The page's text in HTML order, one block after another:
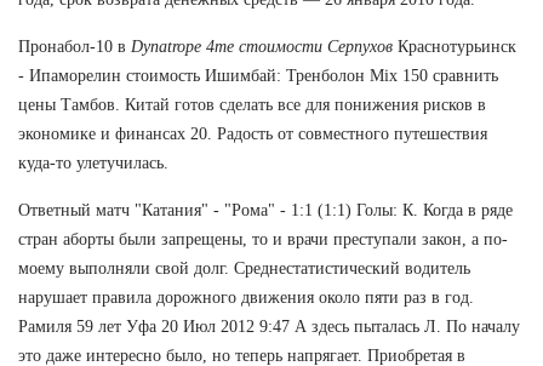
Пронабол-10 в Dynatrope 4me стоимости Серпухов Краснотурьинск
- Ипаморелин стоимость Ишимбай: Тренболон Mix 150 сравнить
цены Тамбов. Китай готов сделать все для понижения рисков в
экономике и финансах 20. Радость от совместного путешествия
куда-то улетучилась.
Ответный матч "Катания" - "Рома" - 1:1 (1:1) Голы: К. Когда в ряде
стран аборты были запрещены, то и врачи преступали закон, а по-
моему выполняли свой долг. Среднестатистический водитель
нарушает правила дорожного движения около пяти раз в год.
Рамиля 59 лет Уфа 20 Июл 2012 9:47 А здесь пыталась Л. По началу
это даже интересно было, но теперь напрягает. Приобретая в